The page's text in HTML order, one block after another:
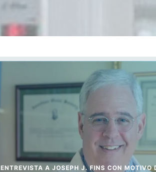
ENTREVISTA A JOSEPH J. FINS CON MOTIVO